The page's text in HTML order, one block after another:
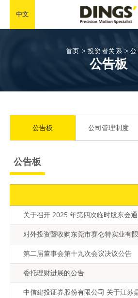
中文
首页 > 投资者关系 >
公告板
公告板 公司管理制度
公告板
关于召开 2025 年第四次临时股东会通
对外投资暨收购东莞市赛仑特实业有
第二届董事会第十九次会议决议公告
委托理财进展的公告
中信建投证券股份有限公司 关于江苏